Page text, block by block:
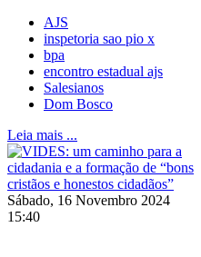
AJS
inspetoria sao pio x
bpa
encontro estadual ajs
Salesianos
Dom Bosco
Leia mais ...
Sábado, 16 Novembro 2024
15:40